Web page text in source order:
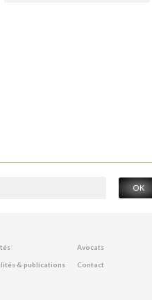
OK
Avocats
& publications Contact